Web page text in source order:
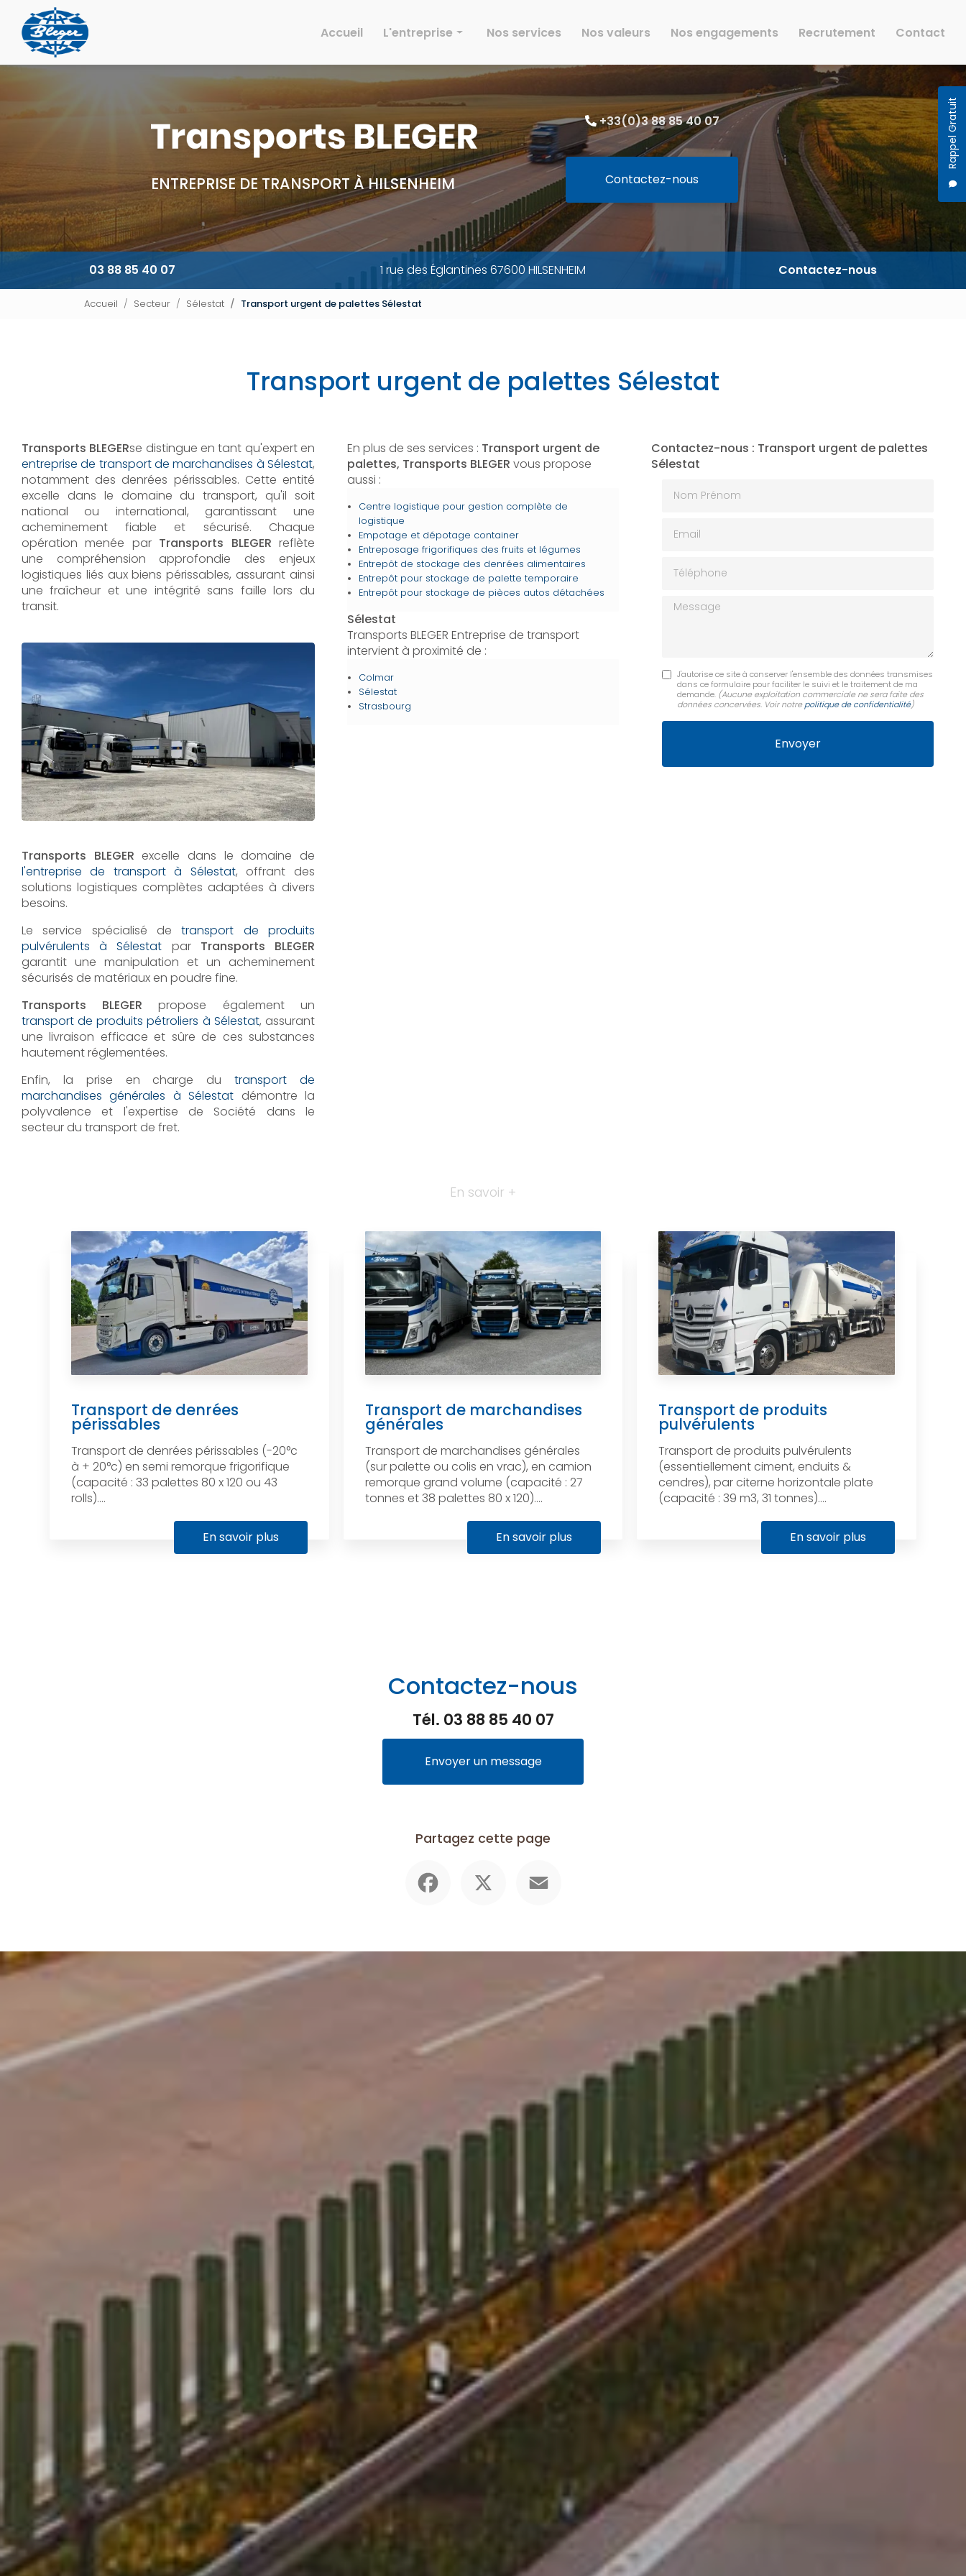
contenu
principal
Rappel Gratuit
Accueil
L'entreprise
Histoire
Effectif
Parc
Activités
Environnement
Galeries
Nos services Nos valeurs Nos engagements Recrutement Contact
ENTREPRISE DE TRANSPORT À HILSENHEIM
+33(0)3 88 85 40 07
Contactez-nous
03 88 85 40 07 1 rue des Églantines 67600 HILSENHEIM Contactez-nous
Accueil Secteur Sélestat Transport urgent de palettes Sélestat
Transport urgent de palettes Sélestat
Transports BLEGERse distingue en tant qu'expert en
entreprise de transport de marchandises à Sélestat,
notamment des denrées périssables. Cette entité
excelle dans le domaine du transport, qu'il soit
national ou international, garantissant une
acheminement fiable et sécurisé. Chaque
opération menée par Transports BLEGER reflète
une compréhension approfondie des enjeux
logistiques liés aux biens périssables, assurant ainsi
une fraîcheur et une intégrité sans faille lors du
transit.
Transports BLEGER excelle dans le domaine de
l'entreprise de transport à Sélestat, offrant des
solutions logistiques complètes adaptées à divers
besoins.
Le service spécialisé detransport de produits
pulvérulents à Sélestat par Transports BLEGER
garantit une manipulation et un acheminement
sécurisés de matériaux en poudre fine.
Transports BLEGER propose également un
transport de produits pétroliers à Sélestat, assurant
une livraison efficace et sûre de ces substances
hautement réglementées.
Enfin, la prise en charge dutransport de
marchandises générales à Sélestat démontre la
polyvalence et l'expertise de Société dans le
secteur du transport de fret.
En plus de ses services : Transport urgent de
palettes, Transports BLEGER vous propose
aussi :
Centre logistique pour gestion complète de
logistique
Empotage et dépotage container
Entreposage frigorifiques des fruits et légumes
Entrepôt de stockage des denrées alimentaires
Entrepôt pour stockage de palette temporaire
Entrepôt pour stockage de pièces autos détachées
Sélestat
Transports BLEGER Entreprise de transport
intervient à proximité de :
Colmar
Sélestat
Strasbourg
Contactez-nous : Transport urgent de palettes
Sélestat
Message
J'autorise ce site à conserver l'ensemble des données transmises
dans ce formulaire pour faciliter le suivi et le traitement de ma
demande. (Aucune exploitation commerciale ne sera faite des
données concervées. Voir notre politique de confidentialité)
En savoir +
Transport de denrées
périssables
Transport de denrées périssables (-20°c
à + 20°c) en semi remorque frigorifique
(capacité : 33 palettes 80 x 120 ou 43
rolls)....
En savoir plus
Transport de marchandises
générales
Transport de marchandises générales
(sur palette ou colis en vrac), en camion
remorque grand volume (capacité : 27
tonnes et 38 palettes 80 x 120)....
En savoir plus
Transport de produits
pulvérulents
Transport de produits pulvérulents
(essentiellement ciment, enduits &
cendres), par citerne horizontale plate
(capacité : 39 m3, 31 tonnes)....
En savoir plus
Contactez-nous
Tél. 03 88 85 40 07
Envoyer un message
Partagez cette page